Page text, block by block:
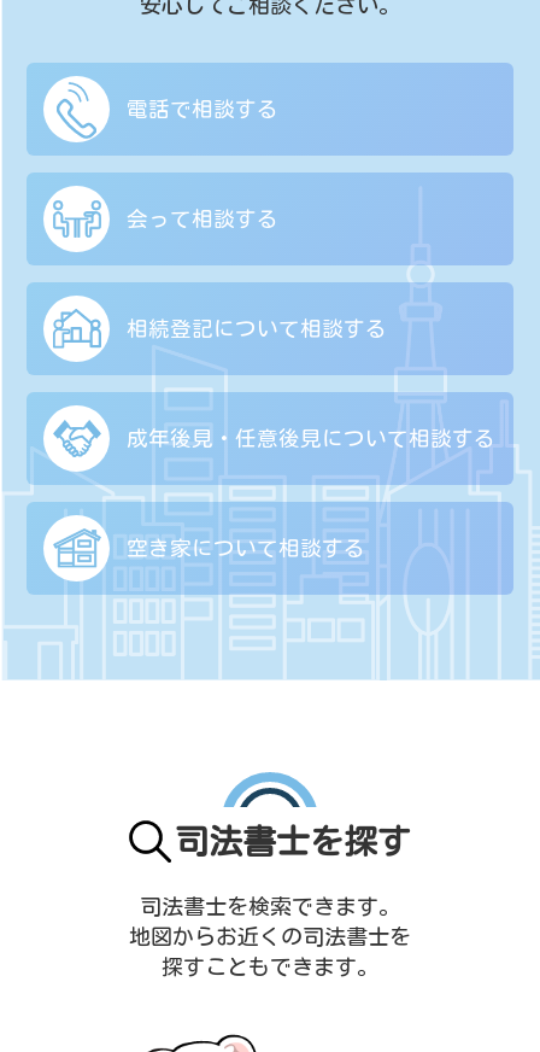
安心してご相談ください。
電話で相談する
会って相談する
相続登記について相談する
成年後見・任意後見について相談する
空き家について相談する
司法書士を探す
司法書士を検索できます。
地図からお近くの司法書士を
探すこともできます。